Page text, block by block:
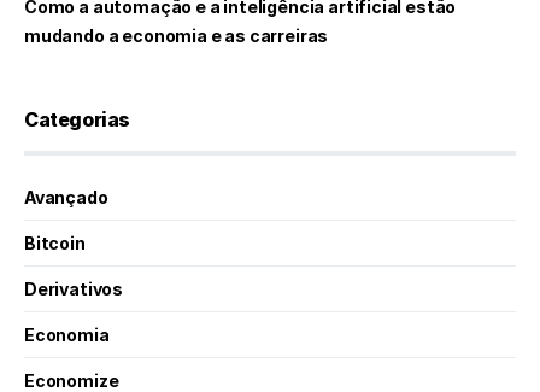
Como a automação e a inteligência artificial estão
mudando a economia e as carreiras
Categorias
Avançado
Bitcoin
Derivativos
Economia
Economize